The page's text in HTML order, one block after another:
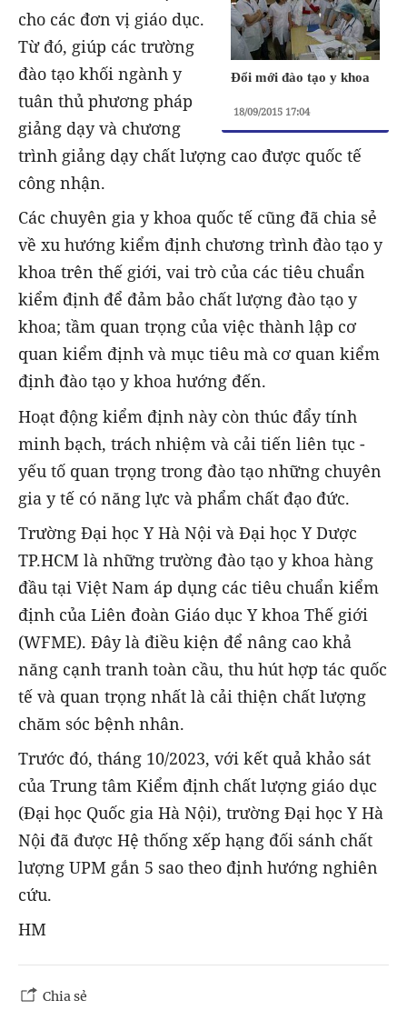
Đổi mới đào tạo y khoa
18/09/2015 17:04
cho các đơn vị giáo dục.
Từ đó, giúp các trường
đào tạo khối ngành y
tuân thủ phương pháp
giảng dạy và chương
trình giảng dạy chất lượng cao được quốc tế
công nhận.
Các chuyên gia y khoa quốc tế cũng đã chia sẻ
về xu hướng kiểm định chương trình đào tạo y
khoa trên thế giới, vai trò của các tiêu chuẩn
kiểm định để đảm bảo chất lượng đào tạo y
khoa; tầm quan trọng của việc thành lập cơ
quan kiểm định và mục tiêu mà cơ quan kiểm
định đào tạo y khoa hướng đến.
Hoạt động kiểm định này còn thúc đẩy tính
minh bạch, trách nhiệm và cải tiến liên tục -
yếu tố quan trọng trong đào tạo những chuyên
gia y tế có năng lực và phẩm chất đạo đức.
Trường Đại học Y Hà Nội và Đại học Y Dược
TP.HCM là những trường đào tạo y khoa hàng
đầu tại Việt Nam áp dụng các tiêu chuẩn kiểm
định của Liên đoàn Giáo dục Y khoa Thế giới
(WFME). Đây là điều kiện để nâng cao khả
năng cạnh tranh toàn cầu, thu hút hợp tác quốc
tế và quan trọng nhất là cải thiện chất lượng
chăm sóc bệnh nhân.
Trước đó, tháng 10/2023, với kết quả khảo sát
của Trung tâm Kiểm định chất lượng giáo dục
(Đại học Quốc gia Hà Nội), trường Đại học Y Hà
Nội đã được Hệ thống xếp hạng đối sánh chất
lượng UPM gắn 5 sao theo định hướng nghiên
cứu.
HM
Chia sẻ